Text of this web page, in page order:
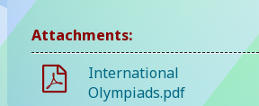
Attachments:
International
Olympiads.pdf